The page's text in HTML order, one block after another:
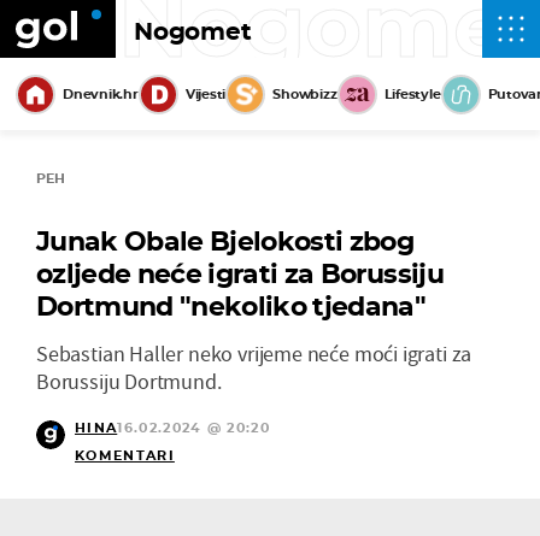
Nogomet
Dnevnik.hr Vijesti Showbizz Lifestyle
PEH
Junak Obale Bjelokosti zbog
ozljede neće igrati za Borussiju
Dortmund "nekoliko tjedana"
Sebastian Haller neko vrijeme neće moći igrati za
Borussiju Dortmund.
HINA16.02.2024 @ 20:20
KOMENTARI